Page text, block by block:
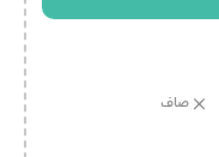
صاف